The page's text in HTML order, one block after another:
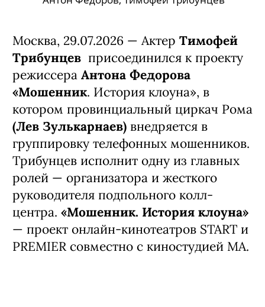
Антон Федоров, Тимофей Трибунцев
Москва, 29.07.2026 — АктерТимофей